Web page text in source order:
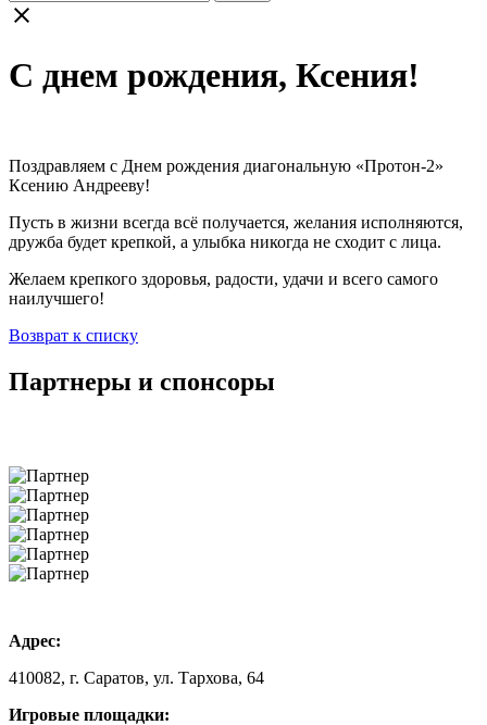
С днем рождения, Ксения!
Поздравляем с Днем рождения диагональную «Протон-2»
Ксению Андрееву!
Пусть в жизни всегда всё получается, желания исполняются,
дружба будет крепкой, а улыбка никогда не сходит с лица.
Желаем крепкого здоровья, радости, удачи и всего самого
наилучшего!
Возврат к списку
Партнеры и спонсоры
Адрес:
410082, г. Саратов, ул. Тархова, 64
Игровые площадки: